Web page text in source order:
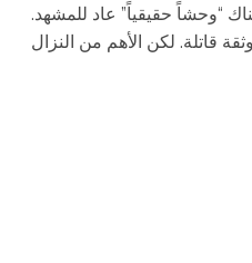
“وحشاً حقيقياً” عاد للمشهد.
قاتلة. لكن الأهم من النزال